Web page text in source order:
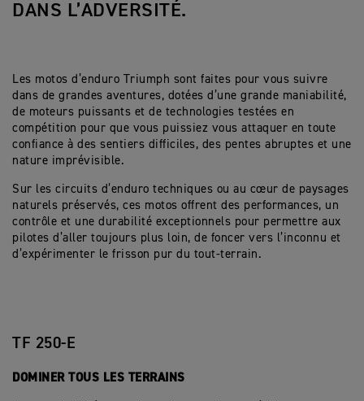
DANS L’ADVERSITÉ.
Les motos d’enduro Triumph sont faites pour vous suivre
dans de grandes aventures, dotées d’une grande maniabilité,
de moteurs puissants et de technologies testées en
compétition pour que vous puissiez vous attaquer en toute
confiance à des sentiers difficiles, des pentes abruptes et une
nature imprévisible.
Sur les circuits d’enduro techniques ou au cœur de paysages
naturels préservés, ces motos offrent des performances, un
contrôle et une durabilité exceptionnels pour permettre aux
pilotes d’aller toujours plus loin, de foncer vers l’inconnu et
d’expérimenter le frisson pur du tout-terrain.
TF 250-E
DOMINER TOUS LES TERRAINS